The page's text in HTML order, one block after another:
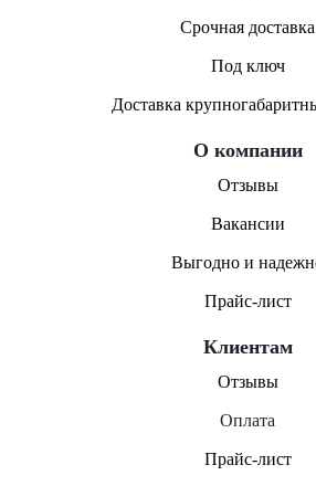
Срочная доставка
Под ключ
Доставка
О компании
Отзывы
Вакансии
Выгодно и
Прайс-лист
Клиентам
Отзывы
Оплата
Прайс-лист